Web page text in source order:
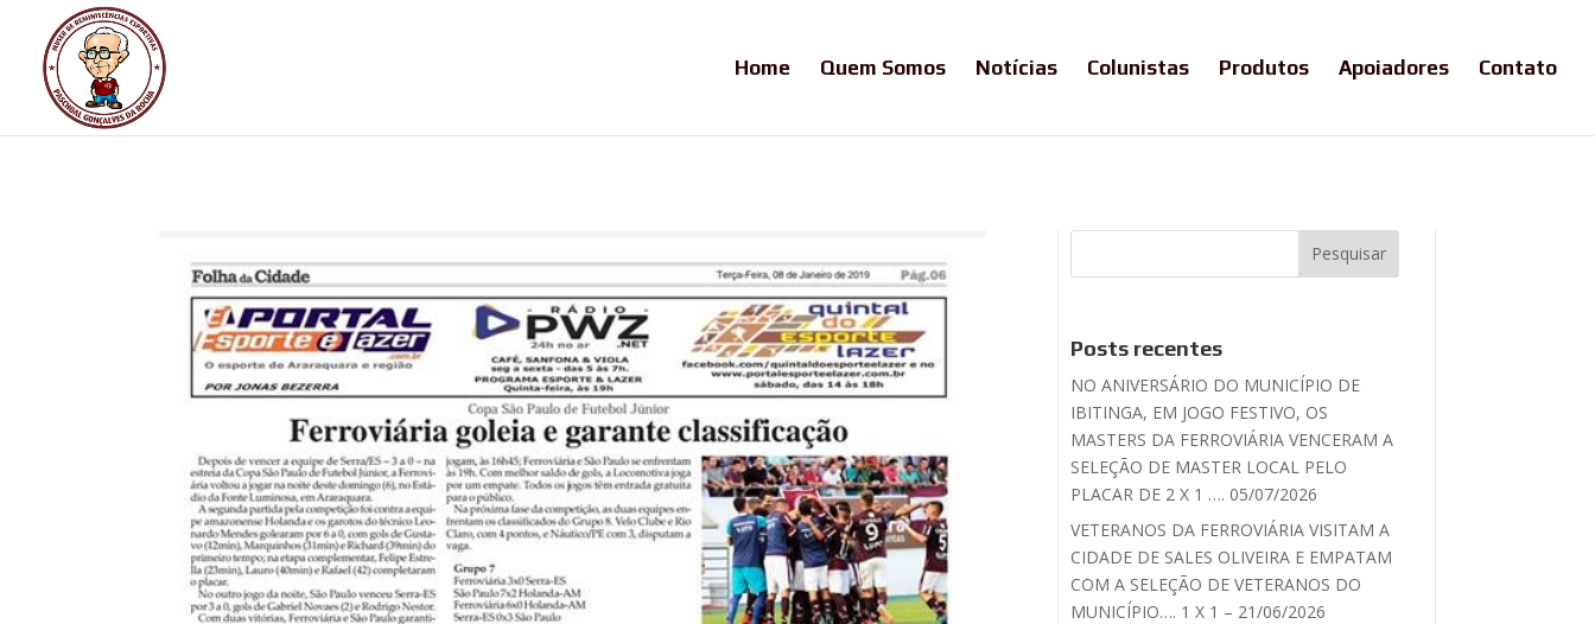
Home Quem Somos Notícias Colunistas Produtos Apoiadores Contato
Posts recentes
NO ANIVERSÁRIO DO MUNICÍPIO DE
IBITINGA, EM JOGO FESTIVO, OS
MASTERS DA FERROVIÁRIA VENCERAM A
SELEÇÃO DE MASTER LOCAL PELO
PLACAR DE 2 X 1 …. 05/07/2026
VETERANOS DA FERROVIÁRIA VISITAM A
CIDADE DE SALES OLIVEIRA E EMPATAM
COM A SELEÇÃO DE VETERANOS DO
MUNICÍPIO…. 1 X 1 – 21/06/2026